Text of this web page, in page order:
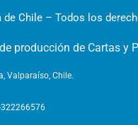
Chile – Todos los
producción de Cartas y
Valparaíso, Chile.
322266576